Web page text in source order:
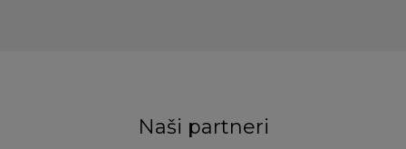
Naši partneri